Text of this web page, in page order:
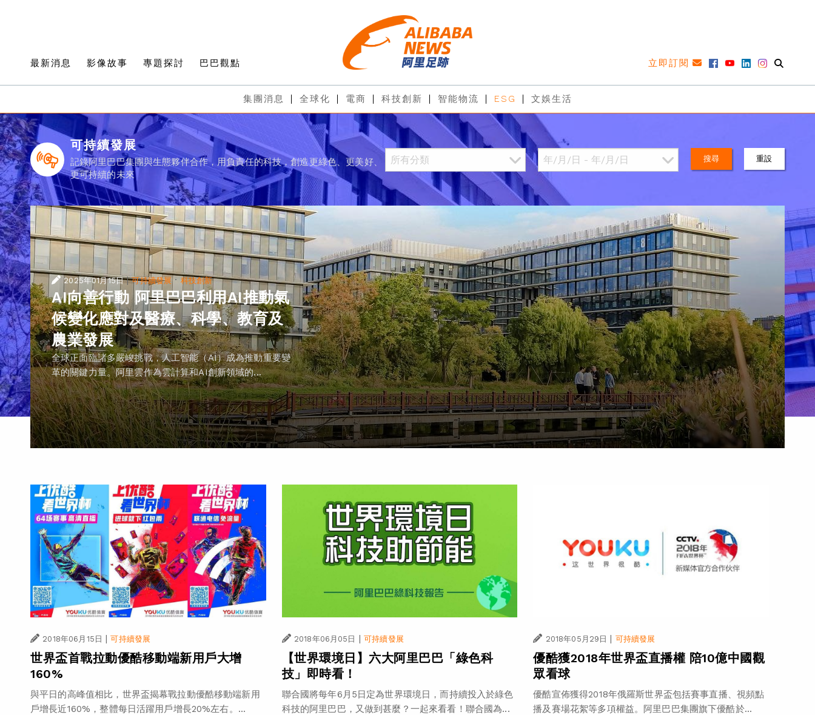
最新消息 影像故事 專題探討 巴巴觀點 立即訂閱
集團消息 全球化 電商 科技創新 智能物流 ESG 文娛生活
可持續發展
記錄阿里巴巴集團與生態夥伴合作，用負責任的科技，創造更綠色、更美好、
更可持續的未來
搜尋 重設
2025年01月15日 |可持續發展· 科技創新
AI向善行動 阿里巴巴利用AI推動氣
候變化應對及醫療、科學、教育及
農業發展
全球正面臨諸多嚴峻挑戰，人工智能（AI）成為推動重要變
革的關鍵力量。阿里雲作為雲計算和AI創新領域的...
2018年06月15日 | 可持續發展
世界盃首戰拉動優酷移動端新用戶大增
160%
與平日的高峰值相比，世界盃揭幕戰拉動優酷移動端新用
戶增長近160%，整體每日活躍用戶增長20%左右。...
2018年06月05日 | 可持續發展
【世界環境日】六大阿里巴巴「綠色科
技」即時看！
聯合國將每年6月5日定為世界環境日，而持續投入於綠色
科技的阿里巴巴，又做到甚麼？一起來看看！聯合國為...
2018年05月29日 | 可持續發展
優酷獲2018年世界盃直播權 陪10億中國觀
眾看球
優酷宣佈獲得2018年俄羅斯世界盃包括賽事直播、視頻點
播及賽場花絮等多項權益。阿里巴巴集團旗下優酷於...